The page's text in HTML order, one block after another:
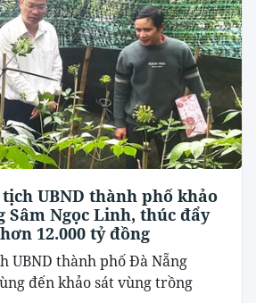
UBND thành phố khảo
Sâm Ngọc Linh, thúc đẩy
12.000 tỷ đồng
UBND thành phố Đà Nẵng
đến khảo sát vùng trồng